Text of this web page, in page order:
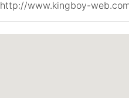
http://www.kingboy-